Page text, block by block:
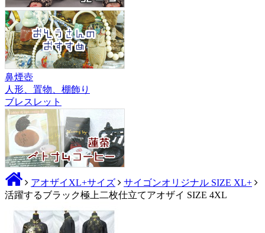
鼻煙壺
人形、置物、棚飾り
ブレスレット
アオザイXL+サイズ
サイゴンオリジナル SIZE XL+
活躍するブラック極上二枚仕立てアオザイ SIZE 4XL